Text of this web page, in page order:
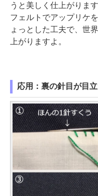
うと美しく仕上がりま
フェルトでアップリケ
ょっとした工夫で、世
上がりますよ。
応用：裏の針目が目